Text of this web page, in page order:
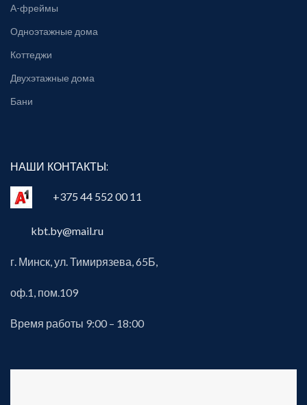
А-фреймы
Одноэтажные дома
Коттеджи
Двухэтажные дома
Бани
НАШИ КОНТАКТЫ:
+375 44 552 00 11
kbt.by@mail.ru
г. Минск, ул. Тимирязева, 65Б,
оф.1, пом.109
Время работы 9:00 – 18:00